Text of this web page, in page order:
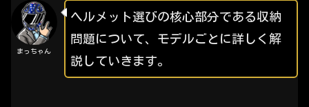
まっちゃん
ヘルメット選びの核心部分である収納
問題について、モデルごとに詳しく解
説していきます。